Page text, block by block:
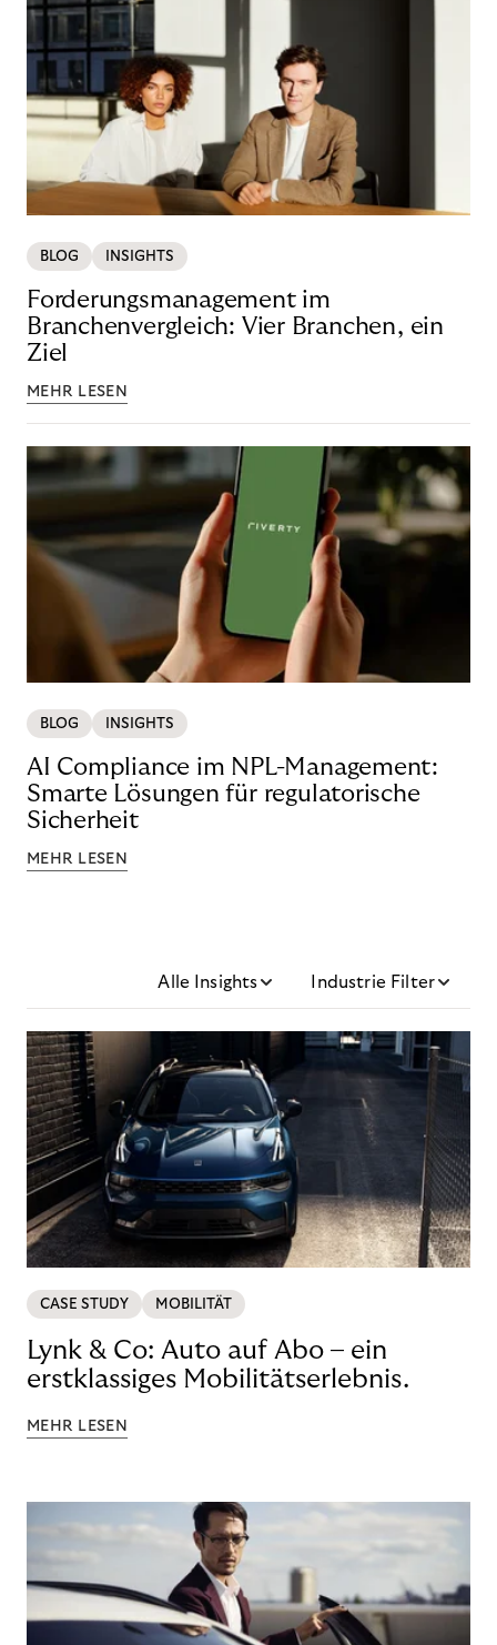
BLOG INSIGHTS
Forderungsmanagement im
Branchenvergleich: Vier Branchen, ein
Ziel
MEHR LESEN
BLOG INSIGHTS
AI Compliance im NPL-Management:
Smarte Lösungen für regulatorische
Sicherheit
MEHR LESEN
Alle Insights Industrie Filter
CASE STUDY MOBILITÄT
Lynk & Co: Auto auf Abo – ein
erstklassiges Mobilitätserlebnis.
MEHR LESEN